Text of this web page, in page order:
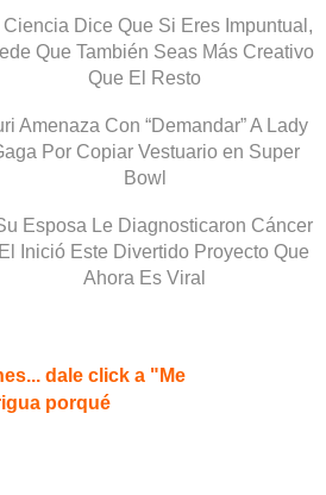
Ciencia Dice Que Si Eres Impuntual,
Que También Seas Más Creativo
Que El Resto
Amenaza Con “Demandar” A Lady
Por Copiar Vestuario en Super
Bowl
Esposa Le Diagnosticaron Cáncer
Inició Este Divertido Proyecto Que
Ahora Es Viral
dale click a "Me
porqué